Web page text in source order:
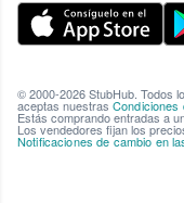
© 2000-2026 StubHub. Todos
aceptas nuestras Condiciones
Estás comprando entradas a
Los vendedores fijan los
Notificaciones de cambio en